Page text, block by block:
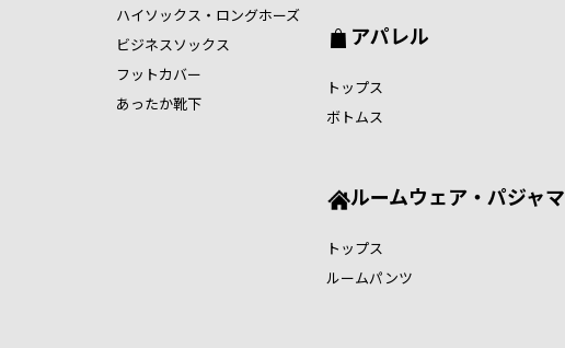
ハイソックス・ロングホーズ
ビジネスソックス
フットカバー
あったか靴下
アパレル
トップス
ボトムス
ルームウェア・パジャマ
トップス
ルームパンツ